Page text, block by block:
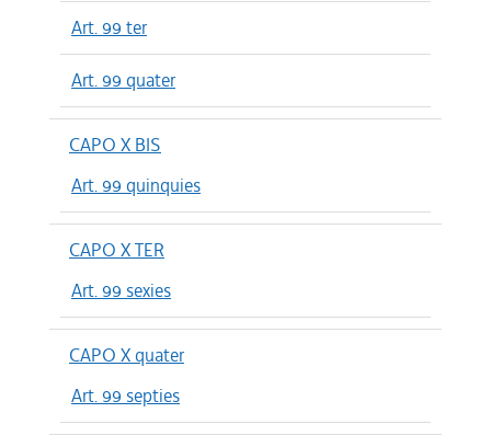
Art. 99 ter
Art. 99 quater
CAPO X BIS
Art. 99 quinquies
CAPO X TER
Art. 99 sexies
CAPO X quater
Art. 99 septies